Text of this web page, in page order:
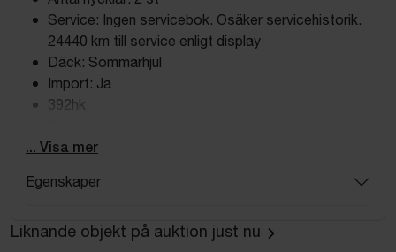
Service: Ingen servicebok. Osäker servicehistorik.
24440 km till service enligt display
Däck: Sommarhjul
Import: Ja
392hk
Backkamera
... Visa mer
Egenskaper
Liknande objekt på auktion just nu